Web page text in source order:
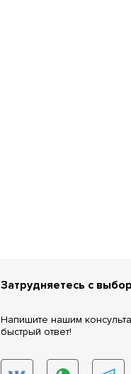
Затрудняетесь с
Напишите нашим
быстрый ответ!